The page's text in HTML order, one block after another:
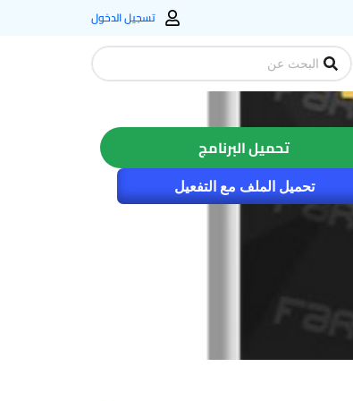
تسجيل الدخول
Search
...
تحميل البرنامج
تحميل الملف مع التفعيل